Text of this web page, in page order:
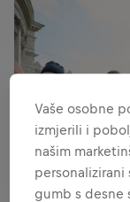
Vaše osobne
izmjerili i
našim
personalizirani
gumb s desne